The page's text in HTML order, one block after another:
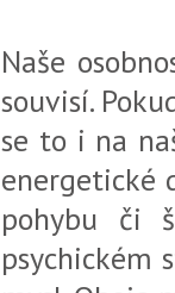
Naše
souvisí.
se to i na
energetické
pohybu či
psychickém